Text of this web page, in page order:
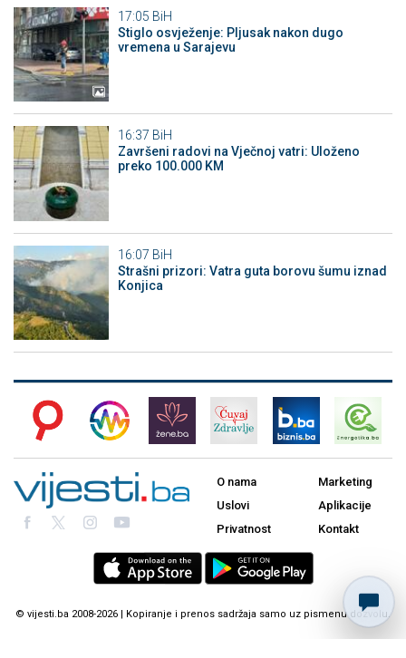
17:05 BiH
Stiglo osvježenje: Pljusak nakon dugo
vremena u Sarajevu
16:37 BiH
Završeni radovi na Vječnoj vatri: Uloženo
preko 100.000 KM
16:07 BiH
Strašni prizori: Vatra guta borovu šumu iznad
Konjica
O nama
Uslovi
Privatnost
Marketing
Aplikacije
Kontakt
© vijesti.ba 2008-2026 | Kopiranje i prenos sadržaja samo uz pismenu dozvolu.